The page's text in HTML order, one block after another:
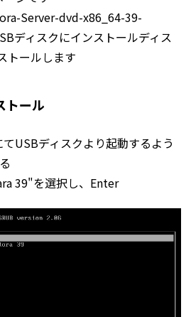
Server-dvd-x86_64-39-
ディスクにインストールディス
トールします
トール
USBディスクより起動するよう
39"を選択し、Enter